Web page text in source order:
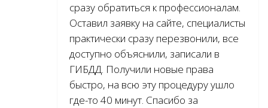
сразу обратиться к профессионалам.
Оставил заявку на сайте, специалисты
практически сразу перезвонили, все
доступно объяснили, записали в
ГИБДД. Получили новые права
быстро, на всю эту процедуру ушло
где-то 40 минут. Спасибо за